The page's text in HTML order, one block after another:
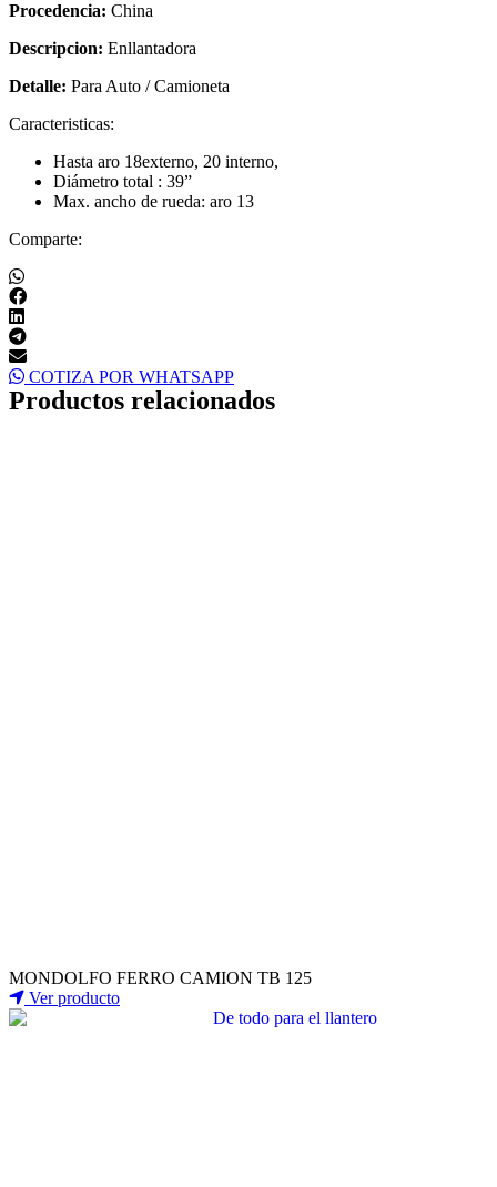
Procedencia: China
Descripcion: Enllantadora
Detalle: Para Auto / Camioneta
Caracteristicas:
Hasta aro 18externo, 20 interno,
Diámetro total : 39”
Max. ancho de rueda: aro 13
Comparte:
COTIZA POR WHATSAPP
Productos relacionados
MONDOLFO FERRO CAMION TB 125
Ver producto